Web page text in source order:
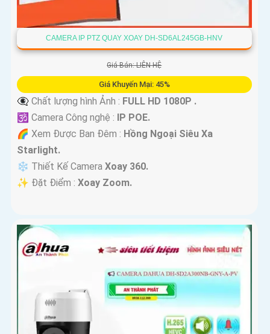
CAMERA IP PTZ QUAY XOAY DH-SD6AL245GB-HNV
Giá Bán: LIÊN HỆ
Giá Khuyến Mại: 45%
👁️‍🗨 Chất lượng hình Ảnh : FULL HD 1080P .
🕉️ Camera Công nghệ :
IP POE.
🌈 Xem Được Ban Đêm : Hồng Ngoại Siêu Xa
Starlight.
❄ Thiết Kế Camera Xoay 360.
️✨ Đặt Điểm : Xoay Zoom.